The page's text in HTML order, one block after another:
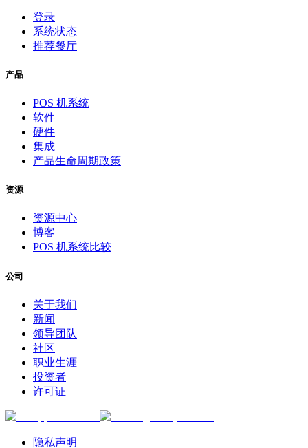
登录
系统状态
推荐餐厅
产品
POS 机系统
软件
硬件
集成
产品生命周期政策
资源
资源中心
博客
POS 机系统比较
公司
关于我们
新闻
领导团队
社区
职业生涯
投资者
许可证
隐私声明